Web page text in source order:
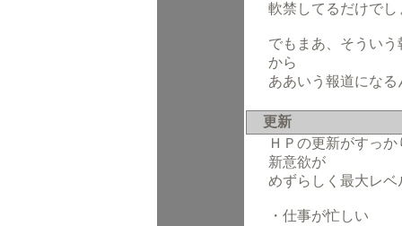
軟禁してるだけで
でもまあ、そうい
から
ああいう報道にな
更新
ＨＰの更新がすっ
新意欲が
めずらしく最大レ
・仕事が忙しい